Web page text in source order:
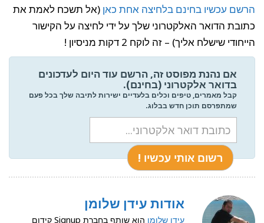
הרשם עכשיו בחינם בלחיצה אחת כאן (אל תשכח לאמת את
כתובת הדואר האלקטרוני שלך על ידי לחיצה על הקישור
הייחודי שישלח אליך) – זה לוקח 2 דקות מניסיון !
אם נהנת מפוסט זה, הרשם עוד היום לעדכונים
בדואר אלקטרוני (בחינם).
קבל מאמרים, טיפים וכלים בלעדיים ישירות לתיבה שלך בכל פעם
שמתפרסם תוכן חדש בבלוג.
אודות עידן שלומן
עידן שלומן
הוא שותף בחברת Signup קידום